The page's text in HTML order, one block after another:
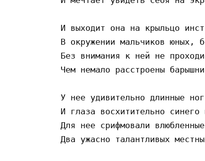
И выходит она на крыльцо
В окружении мальчиков юных,
Без внимания к ней не
Чем немало расстроены
У нее удивительно длинные
И глаза восхитительно синего
Для нее срифмовали
Два ужасно талантливых